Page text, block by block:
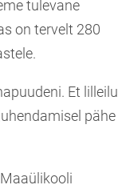
tulevane
on tervelt 280
Et lilleilu
pähe